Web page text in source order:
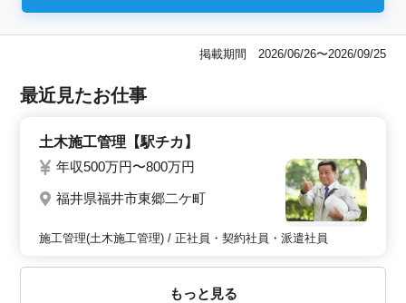
掲載期間 2026/06/26〜2026/09/25
最近見たお仕事
土木施工管理【駅チカ】
年収500万円〜800万円
福井県福井市東郷二ケ町
施工管理(土木施工管理) / 正社員・契約社員・派遣社員
もっと見る